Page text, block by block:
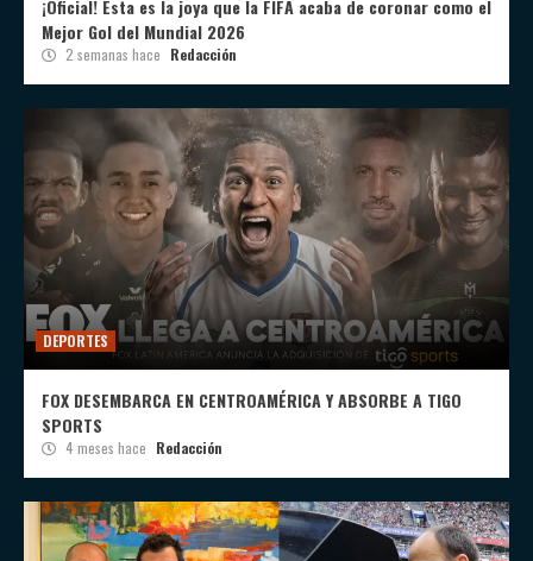
¡Oficial! Esta es la joya que la FIFA acaba de coronar como el
Mejor Gol del Mundial 2026
2 semanas hace Redacción
DEPORTES
FOX DESEMBARCA EN CENTROAMÉRICA Y ABSORBE A TIGO
SPORTS
4 meses hace Redacción